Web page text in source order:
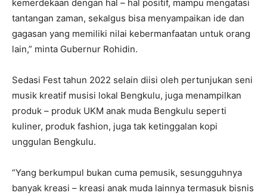
kemerdekaan dengan hal – hal positif, mampu mengatasi
tantangan zaman, sekalgus bisa menyampaikan ide dan
gagasan yang memiliki nilai kebermanfaatan untuk orang
lain,” minta Gubernur Rohidin.
Sedasi Fest tahun 2022 selain diisi oleh pertunjukan seni
musik kreatif musisi lokal Bengkulu, juga menampilkan
produk – produk UKM anak muda Bengkulu seperti
kuliner, produk fashion, juga tak ketinggalan kopi
unggulan Bengkulu.
“Yang berkumpul bukan cuma pemusik, sesungguhnya
banyak kreasi – kreasi anak muda lainnya termasuk bisnis